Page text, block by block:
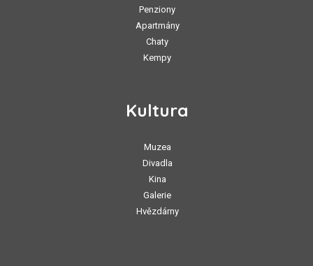
Penziony
Apartmány
Chaty
Kempy
Kultura
Muzea
Divadla
Kina
Galerie
Hvězdárny